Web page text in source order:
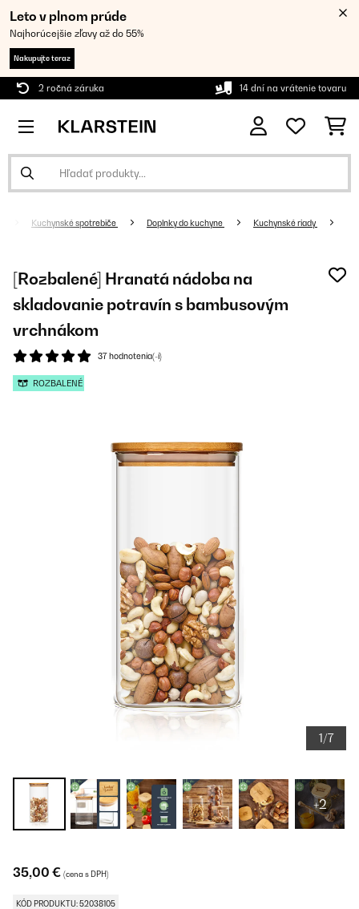
Leto v plnom prúde
Najhorúcejšie zľavy až do 55%
Nakupujte teraz
2 ročná záruka 14 dní na vrátenie tovaru
Kuchynské spotrebiče Doplnky do kuchyne Kuchynské riady
[Rozbalené] Hranatá nádoba na
skladovanie potravín s bambusovým
vrchnákom
37 hodnotenia(-í)
ROZBALENÉ
1/7
+2
35,00 € (cena s DPH)
KÓD PRODUKTU: 52038105